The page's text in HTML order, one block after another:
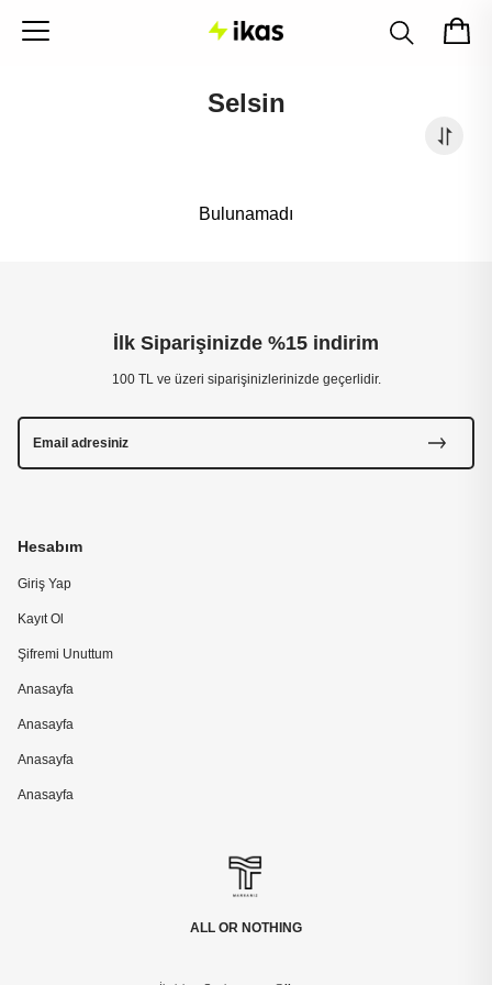
Selsin
Bulunamadı
ALL OR NOTHING
Hesabım
Giriş Yap
Kayıt Ol
Şifremi Unuttum
Anasayfa
Anasayfa
Anasayfa
Anasayfa
İlk Siparişinizde %15 indirim
100 TL ve üzeri siparişinizlerinizde geçerlidir.